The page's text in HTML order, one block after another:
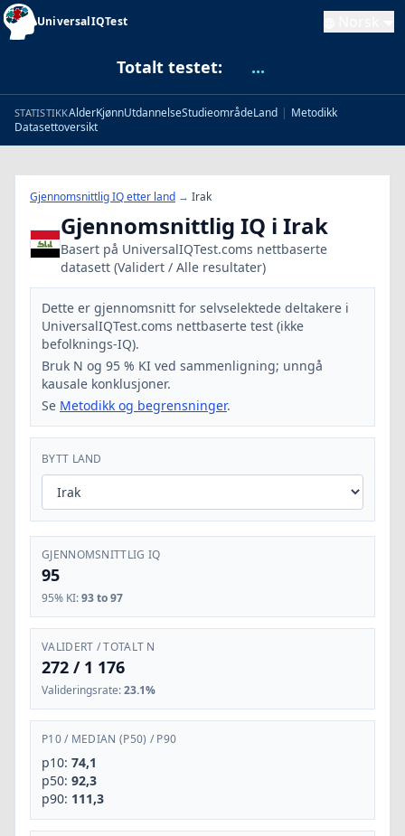
UniversalIQTest
Totalt testet: ...
STATISTIKKAlderKjønnUtdannelseStudieområdeLand | Metodikk
Datasettoversikt
Gjennomsnittlig IQ etter land → Irak
Gjennomsnittlig IQ i Irak
Basert på UniversalIQTest.coms nettbaserte
datasett (Validert / Alle resultater)
Dette er gjennomsnitt for selvselektede deltakere i
UniversalIQTest.coms nettbaserte test (ikke
befolknings-IQ).
Bruk N og 95 % KI ved sammenligning; unngå
kausale konklusjoner.
Se Metodikk og begrensninger.
BYTT LAND
GJENNOMSNITTLIG IQ
95
95% KI:93 to 97
VALIDERT / TOTALT N
272 / 1 176
Valideringsrate:23.1%
P10/ MEDIAN (P50) / P90
p10: 74,1
p50: 92,3
p90: 111,3